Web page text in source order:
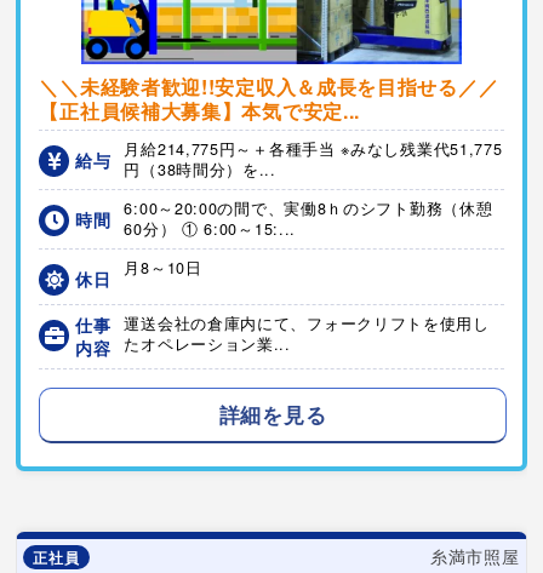
＼＼未経験者歓迎!!安定収入＆成長を目指せる／／
【正社員候補大募集】本気で安定...
給与
月給214,775円～＋各種手当 ※みなし残業代51,775
円（38時間分）を...
時間
6:00～20:00の間で、実働8ｈのシフト勤務（休憩
60分） ① 6:00～15:...
休日 月8～10日
仕事
内容
運送会社の倉庫内にて、フォークリフトを使用し
たオペレーション業...
詳細を見る
正社員 糸満市照屋